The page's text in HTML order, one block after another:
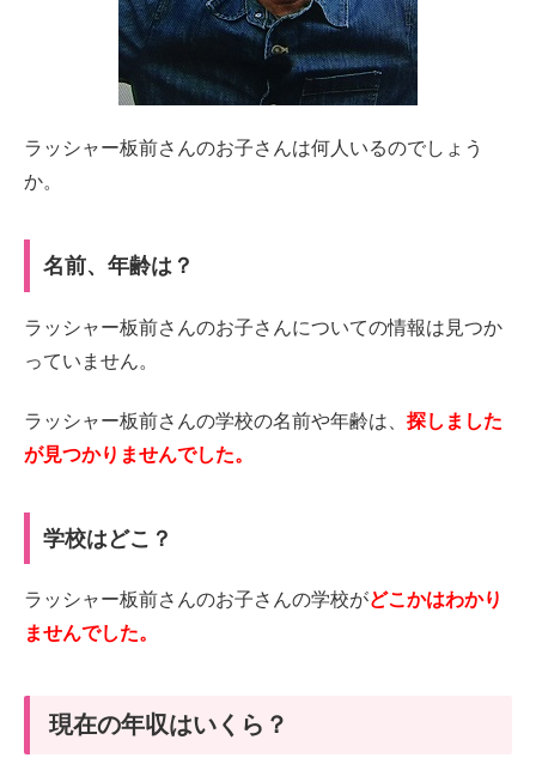
ラッシャー板前さんのお子さんは何人いるのでしょう
か。
名前、年齢は？
ラッシャー板前さんのお子さんについての情報は見つか
っていません。
ラッシャー板前さんの学校の名前や年齢は、 探しました
が見つかりませんでした。
学校はどこ？
ラッシャー板前さんのお子さんの学校がどこかはわかり
ませんでした。
現在の年収はいくら？